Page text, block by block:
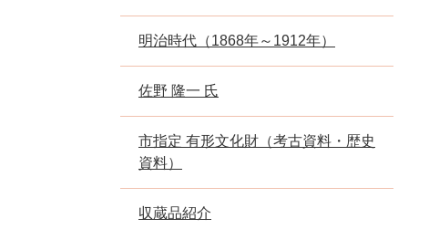
明治時代（1868年～1912年）
佐野 隆一 氏
市指定 有形文化財（考古資料・歴史
資料）
収蔵品紹介